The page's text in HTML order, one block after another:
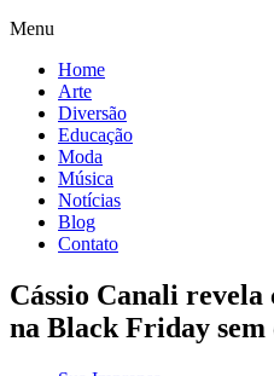
Menu
Home
Arte
Diversão
Educação
Moda
Música
Notícias
Blog
Contato
Cássio Canali
na Black Friday